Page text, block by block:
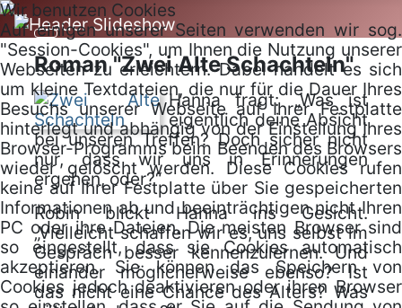
Roman "Zwei Alte Schachteln"
Hanna fragt: „Was ist
eigentlich deine Absicht
bei unseren Treffen? Doch sicher nicht
nur, dass wir uns in Erinnerungen
ergehen, oder?“
Robin blickt Hanna ins Gesicht.
„Vielleicht schaffen wir es, uns selbst im
Gespräch besser kennenzulernen. Und
einander möglicherweise ebenso? Ist
das nicht eine Chance des Alters? Was
Wir benutzen Cookies
Auf einigen unserer Seiten verwenden wir sog.
"Session-Cookies", um Ihnen die Nutzung unserer
Webseiten zu erleichtern. Dabei handelt es sich
um kleine Textdateien, die nur für die Dauer Ihres
Besuchs unserer Webseite auf Ihrer Festplatte
hinterlegt und abhängig von der Einstellung Ihres
Browser-Programms beim Beenden des Browsers
wieder gelöscht werden. Diese Cookies rufen
keine auf Ihrer Festplatte über Sie gespeicherten
Informationen ab und beeinträchtigen nicht Ihren
PC oder ihre Dateien. Die meisten Browser sind
so eingestellt, dass sie Cookies automatisch
akzeptieren. Sie können das Speichern von
Cookies jedoch deaktivieren oder ihren Browser